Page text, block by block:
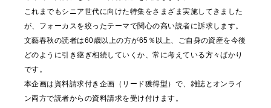
これまでもシニア世代に向けた特集をさまざま実施してきました
が、フォーカスを絞ったテーマで関心の高い読者に訴求します。
文藝春秋の読者は60歳以上の方が65％以上、ご自身の資産を今後
どのように引き継ぎ相続していくか、常に考えている方々ばかり
です。
本企画は資料請求付き企画（リード獲得型）で、雑誌とオンライ
ン両方で読者からの資料請求を受け付けます。